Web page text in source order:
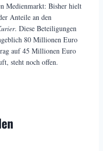
Medienmarkt: Bisher hielt
Anteile an den
. Diese Beteiligungen
80 Millionen Euro
auf 45 Millionen Euro
steht noch offen.